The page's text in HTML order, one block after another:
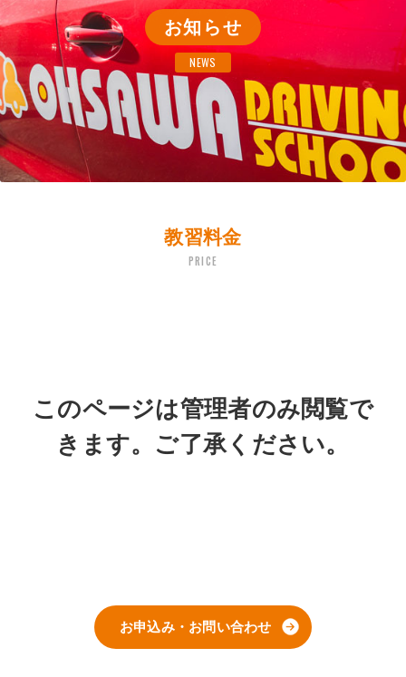
お知らせ
NEWS
教習料金
PRICE
このページは管理者のみ閲覧で
きます。ご了承ください。
お申込み・お問い合わせ